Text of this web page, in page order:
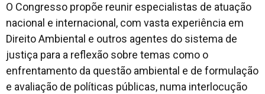
O Congresso propõe reunir especialistas de atuação
nacional e internacional, com vasta experiência em
Direito Ambiental e outros agentes do sistema de
justiça para a reflexão sobre temas como o
enfrentamento da questão ambiental e de formulação
e avaliação de políticas públicas, numa interlocução